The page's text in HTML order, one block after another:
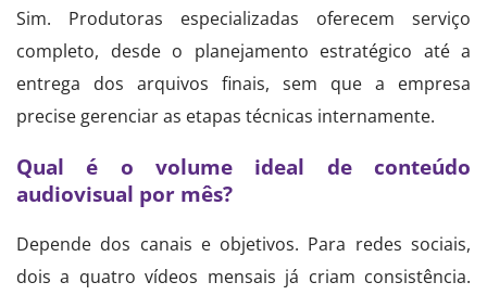
Sim. Produtoras especializadas oferecem serviço
completo, desde o planejamento estratégico até a
entrega dos arquivos finais, sem que a empresa
precise gerenciar as etapas técnicas internamente.
Qual é o volume ideal de conteúdo
audiovisual por mês?
Depende dos canais e objetivos. Para redes sociais,
dois a quatro vídeos mensais já criam consistência.